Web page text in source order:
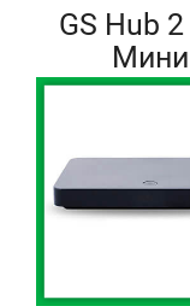
GS Hub
Мини